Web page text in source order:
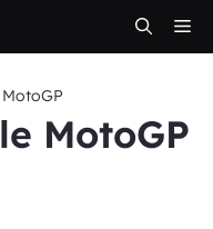
MotoGP